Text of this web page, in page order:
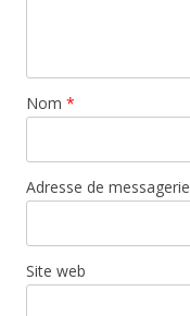
Nom *
Adresse de messagerie
Site web